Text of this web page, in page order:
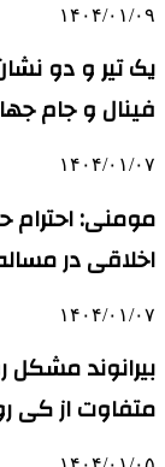
۱۴۰۴/۰۱/۰۹
یک تیر و دو
فینال و جام
۱۴۰۴/۰۱/۰۷
مومنی:
اخلاقی در
۱۴۰۴/۰۱/۰۷
بیرانوند
متفاوت از